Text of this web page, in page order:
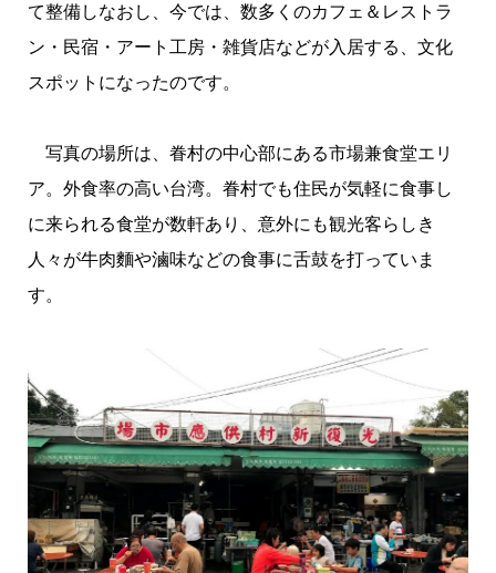
て整備しなおし、今では、数多くのカフェ＆レストラ
ン・民宿・アート工房・雑貨店などが入居する、文化
スポットになったのです。
写真の場所は、眷村の中心部にある市場兼食堂エリ
ア。外食率の高い台湾。眷村でも住民が気軽に食事し
に来られる食堂が数軒あり、意外にも観光客らしき
人々が牛肉麵や滷味などの食事に舌鼓を打っていま
す。